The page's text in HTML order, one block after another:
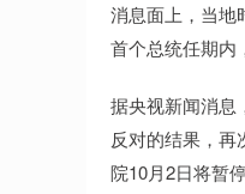
消息面上，当地
首个总统任期内
据央视新闻消息
反对的结果，
院10月2日将暂